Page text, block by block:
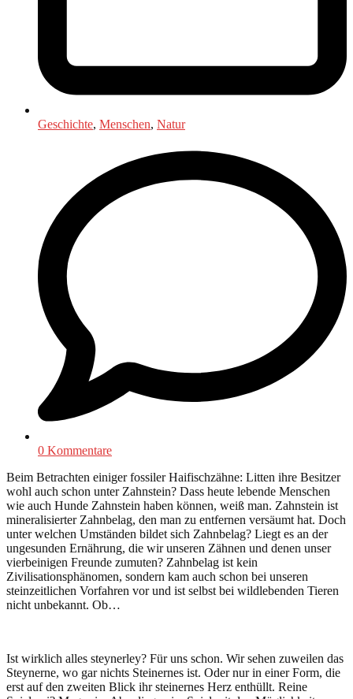
Geschichte, Menschen, Natur
0 Kommentare
Beim Betrachten einiger fossiler Haifischzähne: Litten ihre Besitzer
wohl auch schon unter Zahnstein? Dass heute lebende Menschen
wie auch Hunde Zahnstein haben können, weiß man. Zahnstein ist
mineralisierter Zahnbelag, den man zu entfernen versäumt hat. Doch
unter welchen Umständen bildet sich Zahnbelag? Liegt es an der
ungesunden Ernährung, die wir unseren Zähnen und denen unser
vierbeinigen Freunde zumuten? Zahnbelag ist kein
Zivilisationsphänomen, sondern kam auch schon bei unseren
steinzeitlichen Vorfahren vor und ist selbst bei wildlebenden Tieren
nicht unbekannt. Ob…
Ist wirklich alles steynerley? Für uns schon. Wir sehen zuweilen das
Steynerne, wo gar nichts Steinernes ist. Oder nur in einer Form, die
erst auf den zweiten Blick ihr steinernes Herz enthüllt. Reine